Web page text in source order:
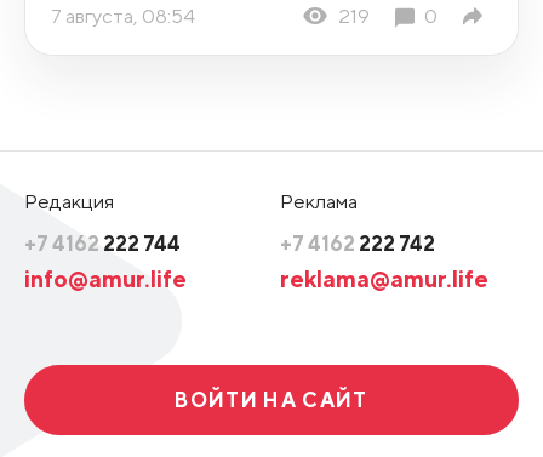
7 августа, 08:54 219 0
Редакция
+7 4162 222 744
info@amur.life
Реклама
+7 4162 222 742
reklama@amur.life
ВОЙТИ НА САЙТ